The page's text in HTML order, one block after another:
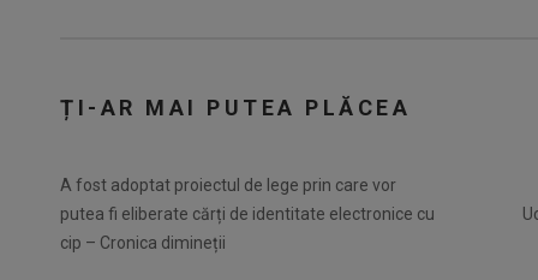
ȚI-AR MAI PUTEA PLĂCEA
A fost adoptat proiectul de lege prin care vor
putea fi eliberate cărți de identitate electronice cu
cip – Cronica dimineții